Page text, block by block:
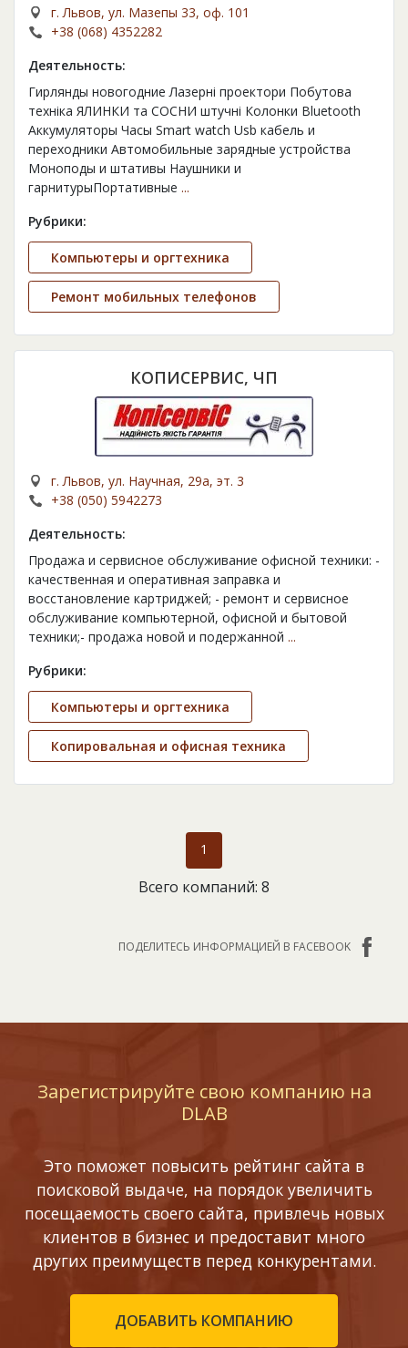
г. Львов, ул. Мазепы 33, оф. 101
+38 (068) 4352282
Деятельность:
Гирлянды новогодние Лазерні проектори Побутова
техніка ЯЛИНКИ та СОСНИ штучні Колонки Bluetooth
Аккумуляторы Часы Smart watch Usb кабель и
переходники Автомобильные зарядные устройства
Моноподы и штативы Наушники и
гарнитурыПортативные ...
Рубрики:
Компьютеры и оргтехника
Ремонт мобильных телефонов
КОПИСЕРВИС, ЧП
г. Львов, ул. Научная, 29а, эт. 3
+38 (050) 5942273
Деятельность:
Продажа и сервисное обслуживание офисной техники: -
качественная и оперативная заправка и
восстановление картриджей; - ремонт и сервисное
обслуживание компьютерной, офисной и бытовой
техники;- продажа новой и подержанной ...
Рубрики:
Компьютеры и оргтехника
Копировальная и офисная техника
1
Всего компаний: 8
ПОДЕЛИТЕСЬ ИНФОРМАЦИЕЙ В FACEBOOK
Зарегистрируйте свою компанию на
DLAB
Это поможет повысить рейтинг сайта в
поисковой выдаче, на порядок увеличить
посещаемость своего сайта, привлечь новых
клиентов в бизнес и предоставит много
других преимуществ перед конкурентами.
ДОБАВИТЬ КОМПАНИЮ